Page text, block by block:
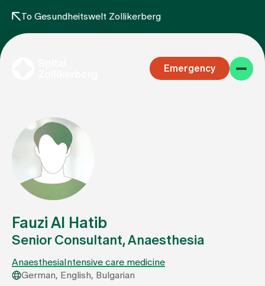
To Gesundheitswelt Zollikerberg
Emergency
Specialist areas
Stay
Team
Fauzi Al Hatib
Senior Consultant, Anaesthesia
Anaesthesia Intensive care medicine
German, English, Bulgarian